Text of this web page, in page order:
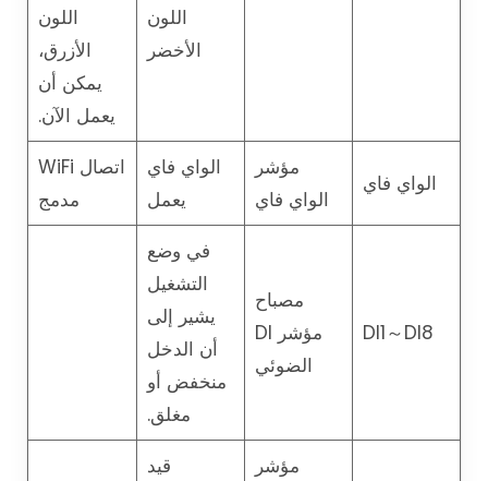
اللون
الأخضر
اللون
الأزرق،
يمكن أن
يعمل الآن.
الواي فاي
مؤشر
الواي فاي
الواي فاي
يعمل
اتصال WiFi
مدمج
DI1～DI8
مصباح
مؤشر DI
الضوئي
في وضع
التشغيل
يشير إلى
أن الدخل
منخفض أو
مغلق.
مؤشر
قيد